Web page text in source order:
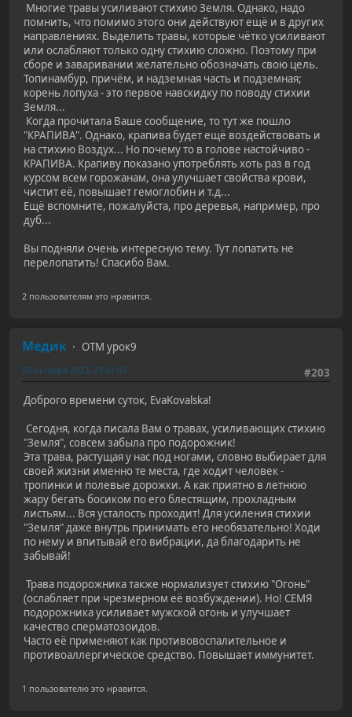
Многие травы усиливают стихию Земля. Однако, надо
помнить, что помимо этого они действуют ещё и в других
направлениях. Выделить травы, которые чётко усиливают
или ослабляют только одну стихию сложно. Поэтому при
сборе и заваривании желательно обозначать свою цель.
Топинамбур, причём, и надземная часть и подземная;
корень лопуха - это первое навскидку по поводу стихии
Земля...
Когда прочитала Ваше сообщение, то тут же пошло
"КРАПИВА". Однако, крапива будет ещё воздействовать и
на стихию Воздух... Но почему то в голове настойчиво -
КРАПИВА. Крапиву показано употреблять хоть раз в год
курсом всем горожанам, она улучшает свойства крови,
чистит её, повышает гемоглобин и т.д...
Ещё вспомните, пожалуйста, про деревья, например, про
дуб...
Вы подняли очень интересную тему. Тут лопатить не
перелопатить! Спасибо Вам.
2 пользователям это нравится.
Медик
ОТМ урок9
#203
03 октября 2023, 23:41:02
Доброго времени суток, EvaKovalska!
Сегодня, когда писала Вам о травах, усиливающих стихию
"Земля", совсем забыла про подорожник!
Эта трава, растущая у нас под ногами, словно выбирает для
своей жизни именно те места, где ходит человек -
тропинки и полевые дорожки. А как приятно в летнюю
жару бегать босиком по его блестящим, прохладным
листьям... Вся усталость проходит! Для усиления стихии
"Земля" даже внутрь принимать его необязательно! Ходи
по нему и впитывай его вибрации, да благодарить не
забывай!
Трава подорожника также нормализует стихию "Огонь"
(ослабляет при чрезмерном её возбуждении). Но! СЕМЯ
подорожника усиливает мужской огонь и улучшает
качество сперматозоидов.
Часто её применяют как противовоспалительное и
противоаллергическое средство. Повышает иммунитет.
1 пользователю это нравится.